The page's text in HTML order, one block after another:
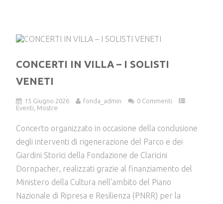
CONCERTI IN VILLA – I SOLISTI
VENETI
15 Giugno 2026 fonda_admin
0 Commenti
Eventi Mostre
Concerto organizzato in occasione della conclusione
degli interventi di rigenerazione del Parco e dei
Giardini Storici della Fondazione de Claricini
Dornpacher, realizzati grazie al finanziamento del
Ministero della Cultura nell'ambito del Piano
Nazionale di Ripresa e Resilienza (PNRR) per la